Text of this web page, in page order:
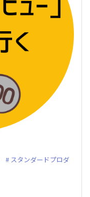
スタンダードプロダ